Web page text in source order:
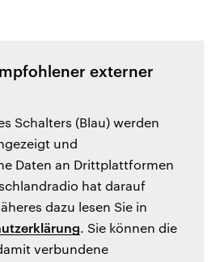
externer
Schalters (Blau) werden
und
Daten an Drittplattformen
hat darauf
dazu lesen Sie in
. Sie können die
verbundene